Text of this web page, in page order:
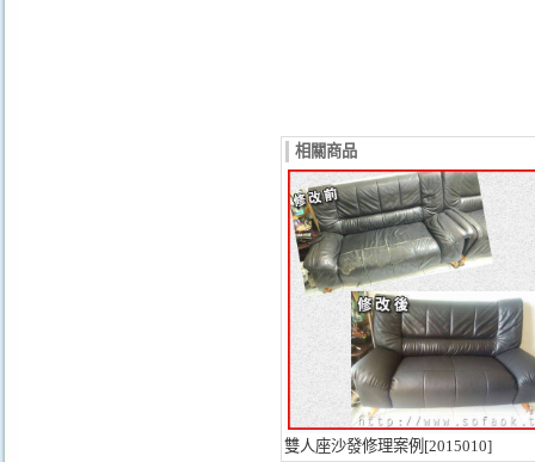
相關商品
雙人座沙發修理案例[2015010]